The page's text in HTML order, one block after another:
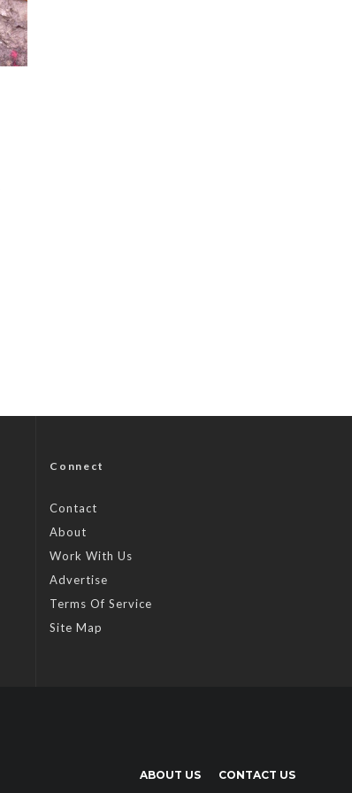
Connect
Contact
About
Work With Us
Advertise
Terms Of Service
Site Map
ABOUT US CONTACT US